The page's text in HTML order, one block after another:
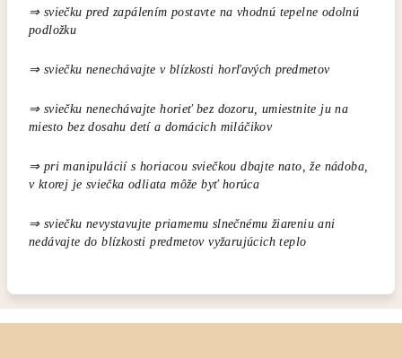
⇒ sviečku pred zapálením postavte na vhodnú tepelne odolnú
podložku
⇒ sviečku nenechávajte v blízkosti horľavých predmetov
⇒ sviečku nenechávajte horieť bez dozoru, umiestnite ju na
miesto bez dosahu detí a domácich miláčikov
⇒ pri manipulácií s horiacou sviečkou dbajte nato, že nádoba,
v ktorej je sviečka odliata môže byť horúca
⇒ sviečku nevystavujte priamemu slnečnému žiareniu ani
nedávajte do blízkosti predmetov vyžarujúcich teplo